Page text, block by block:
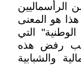
الرأسماليين
هذا هو المعنى
التي
يجب رفض هذه
والشبابية